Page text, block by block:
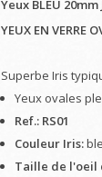
Yeux BLEU
YEUX EN VERRE
Superbe Iris
Yeux ovales
Ref.: RS01
Couleur Iris:
Taille de l'oeil